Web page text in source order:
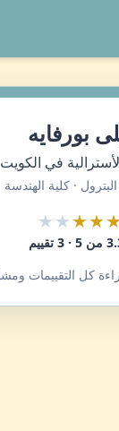
بورفايه
في الكويت
· كلية الهندسة
★★
تقييم